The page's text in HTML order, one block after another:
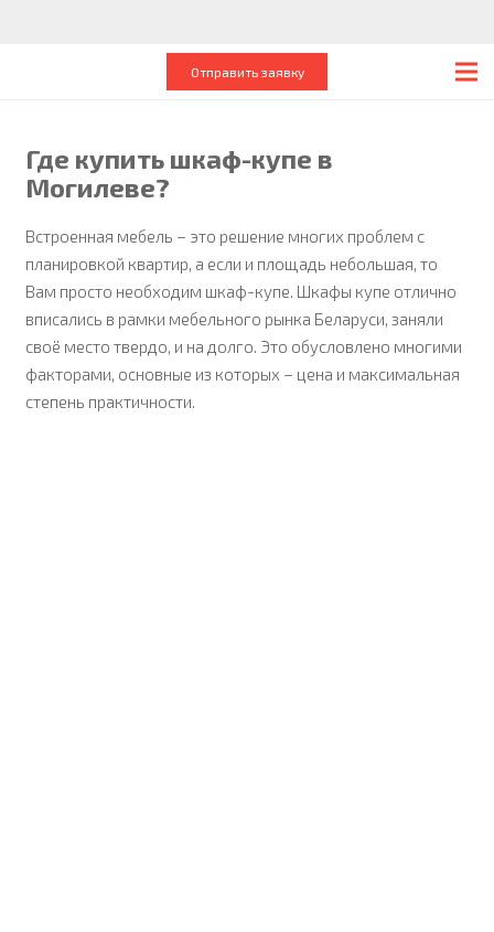
Отправить заявку
Где купить шкаф-купе в
Могилеве?
Встроенная мебель – это решение многих проблем с
планировкой квартир, а если и площадь небольшая, то
Вам просто необходим шкаф-купе. Шкафы купе отлично
вписались в рамки мебельного рынка Беларуси, заняли
своё место твердо, и на долго. Это обусловлено многими
факторами, основные из которых – цена и максимальная
степень практичности.